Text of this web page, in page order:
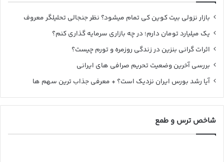
بازار نزولی بیت کوین کی تمام میشود؟ نظر جنجالی تحلیلگر معروف
یک میلیارد تومان دارم؛ در چه بازاری سرمایه گذاری کنم؟
اثرات گرانی بنزین در زندگی روزمره و تورم چیست؟
بررسی آخرین وضعیت تحریم صرافی های ایرانی
آیا رشد بورس ایران نزدیک است؟ + معرفی جذاب ترین سهم ها
شاخص ترس و طمع